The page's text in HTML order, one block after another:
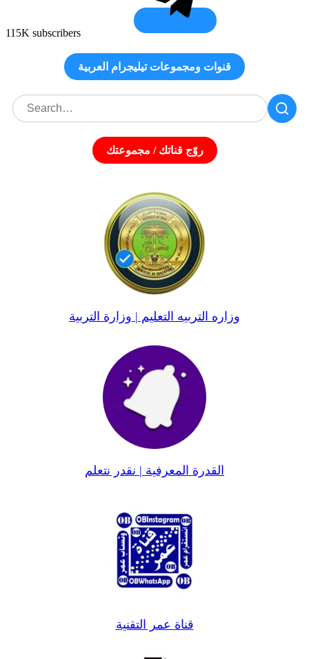
115K subscribers
قنوات ومجموعات تيليجرام العربية
روّج قناتك / مجموعتك
وزاره التربيه التعليم | وزارة التربية
القدرة المعرفية | نقدر نتعلم
قناة عمر التقنية